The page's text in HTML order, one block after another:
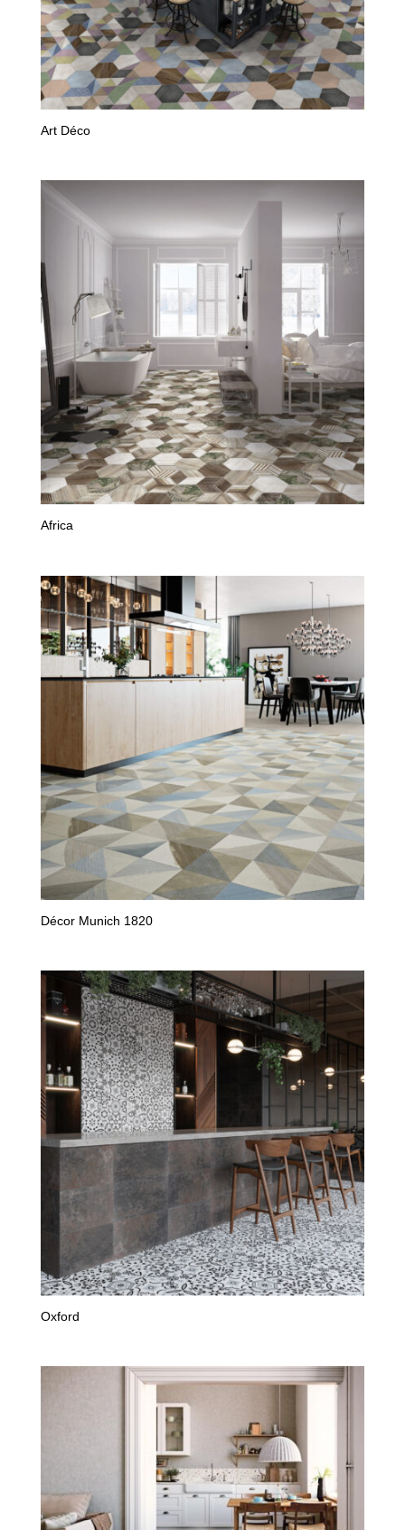
Art Déco
Africa
Décor Munich 1820
Oxford